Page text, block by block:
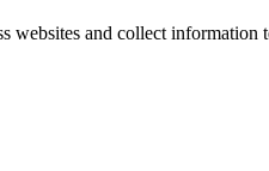
websites and collect information